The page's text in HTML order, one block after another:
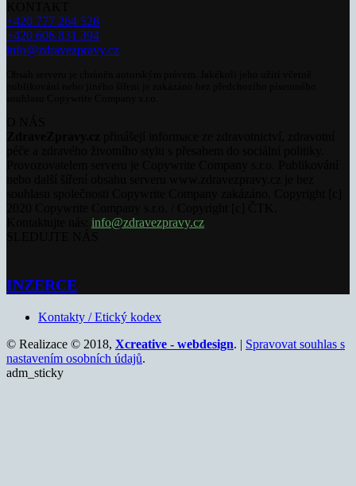
+420 777 264 528
+420 606 831 394
info@zdravezpravy.cz
info@zdravezpravy.cz
INZERCE
Kontakty / Etický kodex
© Realizace © 2018, Xcreative - webdesign. | Spravovat souhlas s
nastavením osobních údajů.
adm_sticky